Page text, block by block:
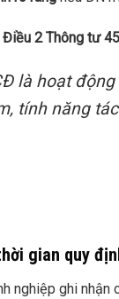
Điều 2 Thông tư
là hoạt
tính năng
gian quy
nghiệp ghi